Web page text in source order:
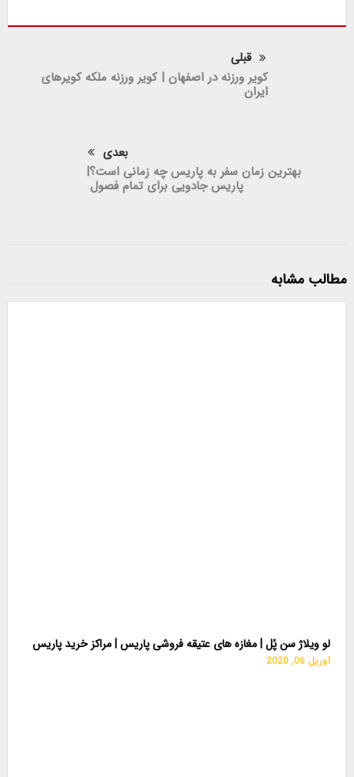
قبلی
کویر ورزنه در اصفهان | کویر ورزنه ملکه کویرهای
ایران
بعدی
بهترین زمان سفر به پاریس چه زمانی است؟|
پاریس جادویی برای تمام فصول
مطالب مشابه
لو ویلاژ سن پُل | مغازه های عتیقه فروشی پاریس | مراکز خرید پاریس
آوریل 06, 2020